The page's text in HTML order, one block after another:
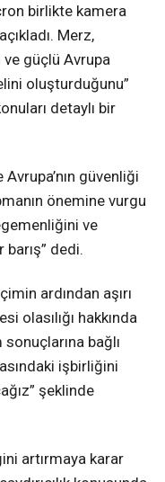
birlikte kamera
Merz,
güçlü Avrupa
oluşturduğunu”
detaylı bir
güvenliği
önemine vurgu
ve
barış” dedi.
ardından aşırı
olasılığı hakkında
bağlı
işbirliğini
şeklinde
artırmaya karar